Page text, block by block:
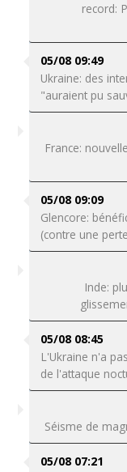
record:
05/08 09:49
Ukraine: des
"auraient pu
France:
05/08 09:09
Glencore:
(contre une
Inde:
05/08 08:45
L'Ukraine n'a
de l'attaque
Séisme de
05/08 07:21